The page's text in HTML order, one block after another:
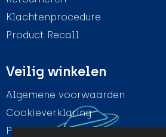
Klachtenprocedure
Product Recall
Veilig winkelen
Algemene voorwaarden
Cookieverklaring
Privacyverklaring